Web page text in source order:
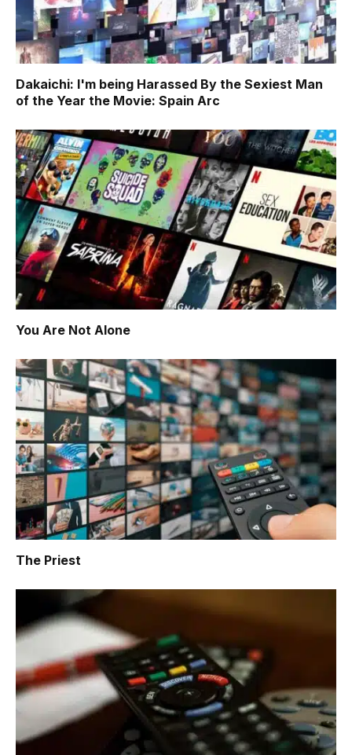
Dakaichi: I'm being Harassed By the Sexiest Man
of the Year the Movie: Spain Arc
You Are Not Alone
The Priest